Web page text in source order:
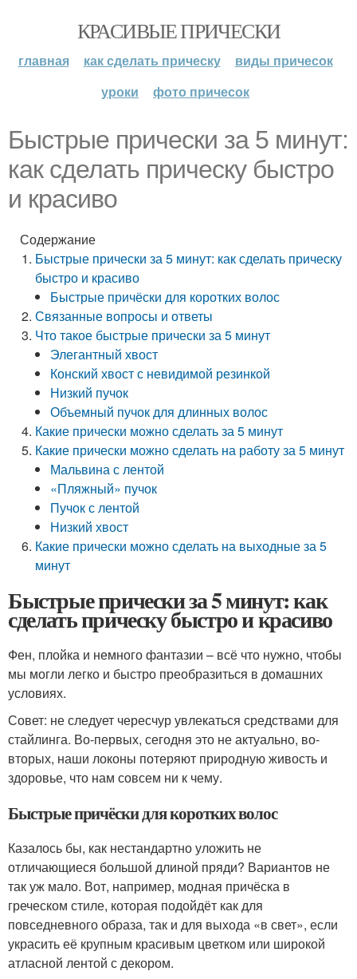
КРАСИВЫЕ ПРИЧЕСКИ
главная как сделать прическу
виды причесок
уроки
фото причесок
Быстрые прически за 5 минут:
как сделать прическу быстро
и красиво
Содержание
Быстрые прически за 5 минут: как сделать прическу
быстро и красиво
Быстрые причёски для коротких волос
Связанные вопросы и ответы
Что такое быстрые прически за 5 минут
Элегантный хвост
Конский хвост с невидимой резинкой
Низкий пучок
Объемный пучок для длинных волос
Какие прически можно сделать за 5 минут
Какие прически можно сделать на работу за 5 минут
Мальвина с лентой
«Пляжный» пучок
Пучок с лентой
Низкий хвост
Какие прически можно сделать на выходные за 5
минут
Быстрые прически за 5 минут: как
сделать прическу быстро и красиво
Фен, плойка и немного фантазии – всё что нужно, чтобы
мы могли легко и быстро преобразиться в домашних
условиях.
Совет: не следует чересчур увлекаться средствами для
стайлинга. Во-первых, сегодня это не актуально, во-
вторых, наши локоны потеряют природную живость и
здоровье, что нам совсем ни к чему.
Быстрые причёски для коротких волос
Казалось бы, как нестандартно уложить не
отличающиеся большой длиной пряди? Вариантов не
так уж мало. Вот, например, модная причёска в
греческом стиле, которая подойдёт как для
повседневного образа, так и для выхода «в свет», если
украсить её крупным красивым цветком или широкой
атласной лентой с декором.